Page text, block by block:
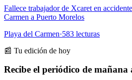
Fallece trabajador de Xcaret en
Carmen a Puerto Morelos
Playa del Carmen·583 lecturas
📰 Tu edición de hoy
Recibe el periódico de mañana